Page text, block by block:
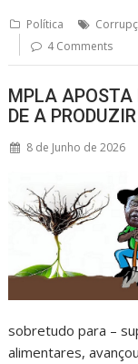
Política
4 Comments
MPLA APOSTA
DE A PRODUZIR
8 de Junho de 2026
sobretudo para –
alimentares,